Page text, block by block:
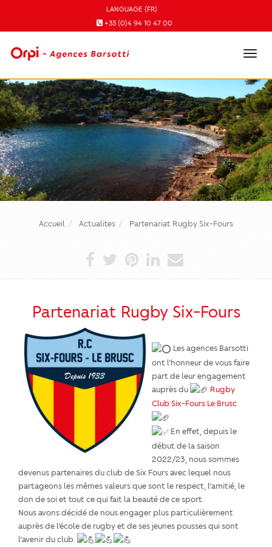
LANGUAGE (FR)
+33 (0)4 94 10 47 00
Accueil Actualites Partenariat Rugby Six-Fours
Partenariat Rugby Six-Fours
Les agences Barsotti
ont l’honneur de vous faire
part de leur engagement
auprès du
Rugby
Club Six-Fours Le Brusc
En effet, depuis le
début de la saison
2022/23, nous sommes
devenus partenaires du club de Six Fours avec lequel nous
partageons les mêmes valeurs que sont le respect, l’amitié, le
don de soi et tout ce qui fait la beauté de ce sport.
Nous avons décidé de nous engager plus particulièrement
auprès de l’école de rugby et de ses jeunes pousses qui sont
l’avenir du club.